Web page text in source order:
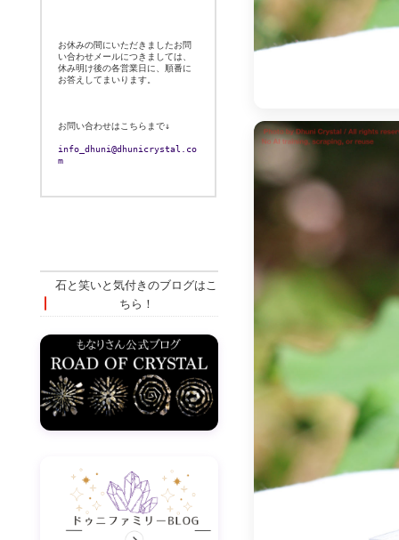
お休みの間にいただきましたお問
い合わせメールにつきましては、
休み明け後の各営業日に、順番に
お答えしてまいります。
お問い合わせはこちらまで↓
info_dhuni@dhunicrystal.co
m
石と笑いと気付きのブログはこ
ちら！